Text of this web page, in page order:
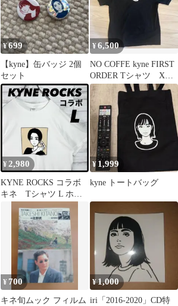
¥699
【kyne】缶バッジ 2個
セット
¥6,500
NO COFFE kyne FIRST
ORDER Tシャツ XL
黒 ブラック
¥2,980
KYNE ROCKS コラボ
キネ Tシャツ L ホワ
¥1,999
kyne トートバッグ
¥ 700
キネ旬ムック フィルム
¥1,000
iri「2016-2020」CD特